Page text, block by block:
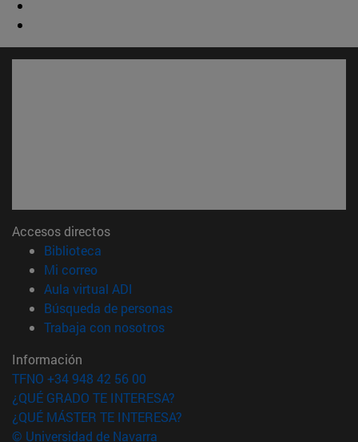
Accesos directos
Biblioteca
Mi correo(abre en nueva ventana)
Aula virtual ADI
Búsqueda de personas(abre en nueva ventana)
Trabaja con nosotros(abre en nueva ventana)
Información
TFNO +34 948 42 56 00
¿QUÉ GRADO TE INTERESA?
¿QUÉ MÁSTER TE INTERESA?
© Universidad de Navarra